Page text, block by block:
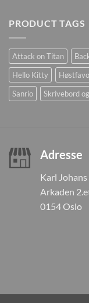
PRODUCT TAGS
Attack on Titan
Hello Kitty
Sanrio
Skrivebord
Adresse
Karl
Arkaden
0154 Oslo